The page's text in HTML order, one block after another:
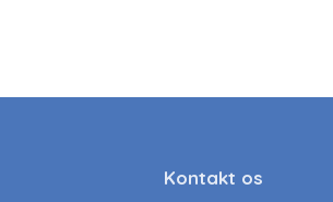
Kontakt os